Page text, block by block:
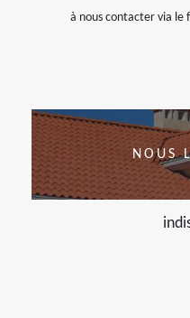
à nous contacter via le
NOUS